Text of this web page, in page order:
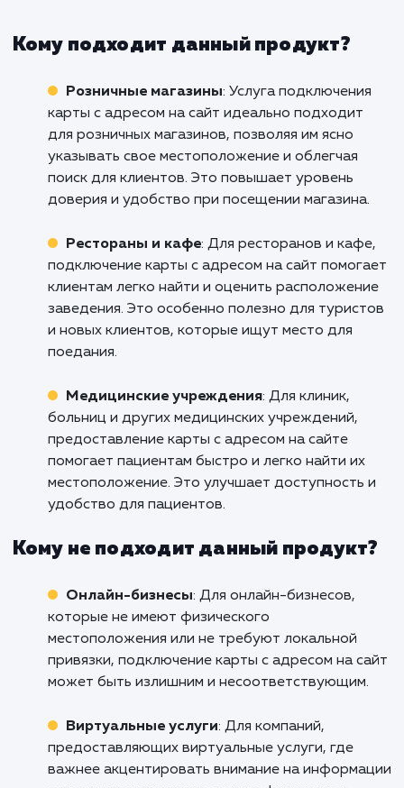
Не позволяйте вашим клиентам
пытаясь найти вас. Улучшите
пользовательский опыт, обеспечив
навигацию и доступ к информации с
Свяжитесь с нами уже сегодня, чтобы
как мы можем помочь вам повысить
удовлетворенности клиентов и
новых!
Кому подходит данный продукт?
Розничные магазины: Услуга
карты с адресом на сайт идеально подходит
для розничных магазинов, позволяя им ясно
поиск для клиентов. Это повышает уровень
Рестораны и кафе: Для ресторанов и
подключение карты с адресом на сайт
клиентам легко найти и оценить
заведения. Это особенно полезно для
поедания.
Медицинские учреждения: Для клиник,